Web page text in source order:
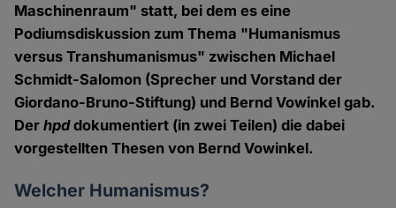
Maschinenraum" statt, bei dem es eine
Podiumsdiskussion zum Thema "Humanismus
versus Transhumanismus" zwischen Michael
Schmidt-Salomon (Sprecher und Vorstand der
Giordano-Bruno-Stiftung) und Bernd Vowinkel gab.
Derhpddokumentiert (in zwei Teilen) die dabei
vorgestellten Thesen von Bernd Vowinkel.
Welcher Humanismus?